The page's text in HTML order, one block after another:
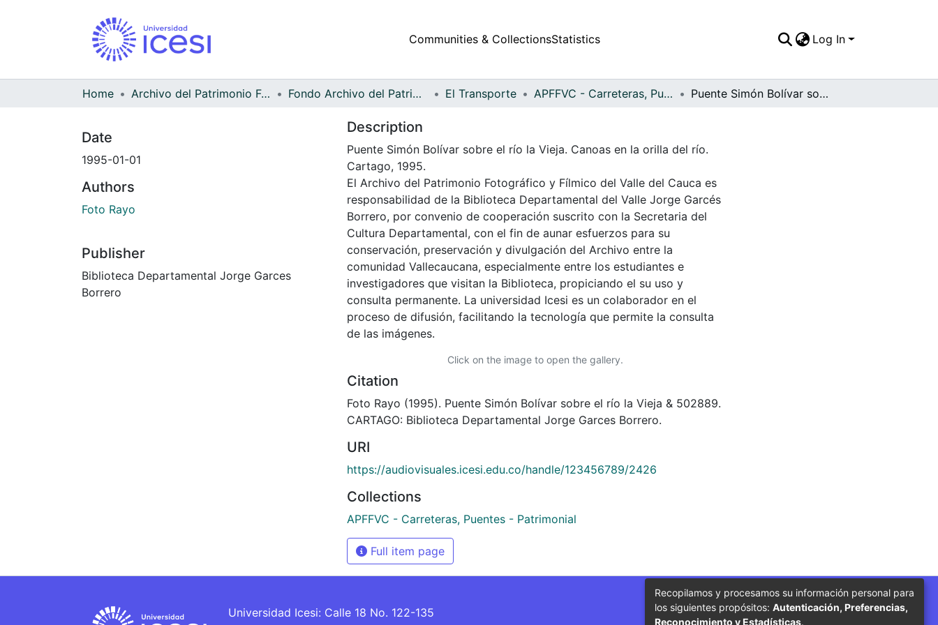
Communities & CollectionsStatistics Log In
Home Archivo del Patrimonio Fotográfico y Fílmico del Valle del Cauca Fondo Archivo del Patrimonio Fotográfico y Fílmico del Valle del Cauca El Transporte APFFVC - Carreteras, Puentes - Patrimonial Puente Simón Bolívar sobre el río la Vieja
Date
1995-01-01
Authors
Foto Rayo
Publisher
Biblioteca Departamental Jorge Garces
Borrero
Description
Puente Simón Bolívar sobre el río la Vieja. Canoas en la orilla del río.
Cartago, 1995.
El Archivo del Patrimonio Fotográfico y Fílmico del Valle del Cauca es
responsabilidad de la Biblioteca Departamental del Valle Jorge Garcés
Borrero, por convenio de cooperación suscrito con la Secretaria del
Cultura Departamental, con el fin de aunar esfuerzos para su
conservación, preservación y divulgación del Archivo entre la
comunidad Vallecaucana, especialmente entre los estudiantes e
investigadores que visitan la Biblioteca, propiciando el su uso y
consulta permanente. La universidad Icesi es un colaborador en el
proceso de difusión, facilitando la tecnología que permite la consulta
de las imágenes.
Click on the image to open the gallery.
Citation
Foto Rayo (1995). Puente Simón Bolívar sobre el río la Vieja & 502889.
CARTAGO: Biblioteca Departamental Jorge Garces Borrero.
URI
https://audiovisuales.icesi.edu.co/handle/123456789/2426
Collections
APFFVC - Carreteras, Puentes - Patrimonial
Full item page
Universidad Icesi: Calle 18 No. 122-135
Síguenos
Recopilamos y procesamos su información personal para
los siguientes propósitos: Autenticación, Preferencias,
Reconocimiento y Estadísticas.